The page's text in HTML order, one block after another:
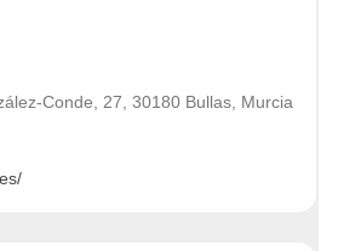
Conde, 27, 30180 Bullas, Murcia